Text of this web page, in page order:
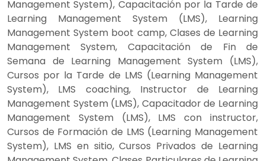
Management System), Capacitación por la Tarde de
Learning Management System (LMS), Learning
Management System boot camp, Clases de Learning
Management System, Capacitación de Fin de
Semana de Learning Management System (LMS),
Cursos por la Tarde de LMS (Learning Management
System), LMS coaching, Instructor de Learning
Management System (LMS), Capacitador de Learning
Management System (LMS), LMS con instructor,
Cursos de Formación de LMS (Learning Management
System), LMS en sitio, Cursos Privados de Learning